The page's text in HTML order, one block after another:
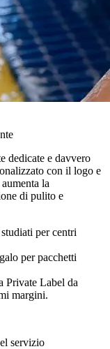
dedicate e davvero
con il logo e
la
di pulito e
per centri
per pacchetti
Private Label da
margini.
servizio